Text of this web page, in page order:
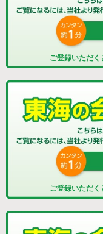
ご登録いただく
ご登録いただく